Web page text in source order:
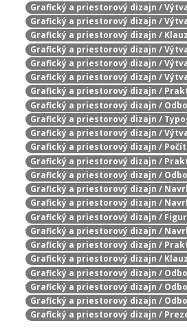
Grafický a priestorový dizajn /
Grafický a priestorový dizajn /
Grafický a priestorový dizajn /
Grafický a priestorový dizajn /
Grafický a priestorový dizajn /
Grafický a priestorový dizajn /
Grafický a priestorový dizajn /
Grafický a priestorový dizajn /
Grafický a priestorový dizajn /
Grafický a priestorový dizajn /
Grafický a priestorový dizajn /
Grafický a priestorový dizajn /
Grafický a priestorový dizajn /
Grafický a priestorový dizajn /
Grafický a priestorový dizajn /
Grafický a priestorový dizajn /
Grafický a priestorový dizajn /
Grafický a priestorový dizajn /
Grafický a priestorový dizajn /
Grafický a priestorový dizajn /
Grafický a priestorový dizajn /
Grafický a priestorový dizajn /
Grafický a priestorový dizajn /